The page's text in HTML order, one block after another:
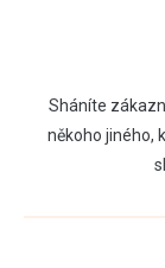
Sháníte
někoho jiného,